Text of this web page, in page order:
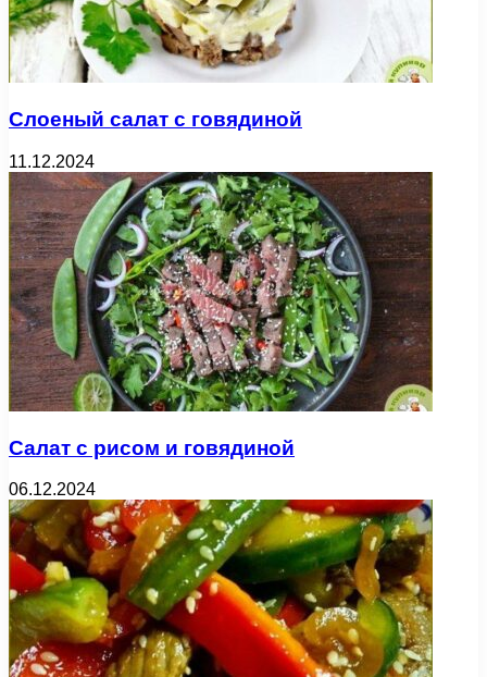
Слоеный салат с говядиной
11.12.2024
Салат с рисом и говядиной
06.12.2024